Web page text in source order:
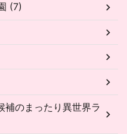
(7)
補のまったり異世界ラ